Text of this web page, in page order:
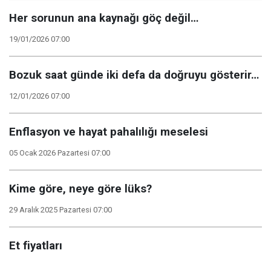
Her sorunun ana kaynağı göç değil…
19/01/2026 07:00
Bozuk saat günde iki defa da doğruyu gösterir…
12/01/2026 07:00
Enflasyon ve hayat pahalılığı meselesi
05 Ocak 2026 Pazartesi 07:00
Kime göre, neye göre lüks?
29 Aralık 2025 Pazartesi 07:00
Et fiyatları